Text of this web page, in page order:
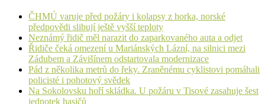
ČHMÚ varuje před požáry i kolapsy z horka, norské
předpovědi slibují ještě vyšší teploty
Neznámý řidič měl narazit do zaparkovaného auta a odjet
Řidiče čeká omezení u Mariánských Lázní, na silnici mezi
Zádubem a Závišínem odstartovala modernizace
Pád z několika metrů do řeky. Zraněnému cyklistovi pomáhali
policisté i pohotový svědek
Na Sokolovsku hoří skládka. U požáru v Tisové zasahuje šest
jednotek hasičů